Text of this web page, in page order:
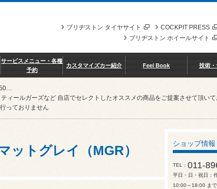
COCKPIT PRESS
ブリヂストン タイヤサイト
ブリヂストン ホイールサイト
サービスメニュー・各種
予約
カスタマイズカー紹介 Feel Book 技術・
LEXUS NX350h feat. BBS RN マットグレイ（MGR）
ティールガーズなど 自店でセレクトしたオススメの商品をご提案させて
っておりません
ットグレイ（MGR） ショップ情報
TEL 011-
平日・日・祝日：
10:00～18:00 ま